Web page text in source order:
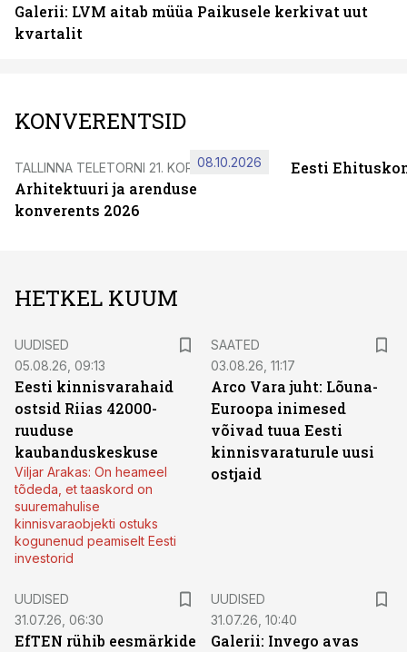
Galerii: LVM aitab müüa Paikusele kerkivat uut
kvartalit
KONVERENTSID
TALLINNA TELETORNI 21. KORRUSEL
Arhitektuuri ja arenduse
konverents 2026
08.10.2026 Eesti
HETKEL KUUM
UUDISED
05.08.26, 09:13
Eesti kinnisvarahaid
ostsid Riias 42000-
ruuduse
kaubanduskeskuse
Viljar Arakas: On heameel
tõdeda, et taaskord on
suuremahulise
kinnisvaraobjekti ostuks
kogunenud peamiselt Eesti
investorid
SAATED
03.08.26, 11:17
Arco Vara juht: Lõuna-
Euroopa inimesed
võivad tuua Eesti
kinnisvaraturule uusi
ostjaid
UUDISED
31.07.26, 06:30
EfTEN rühib eesmärkide
UUDISED
31.07.26, 10:40
Galerii: Invego avas